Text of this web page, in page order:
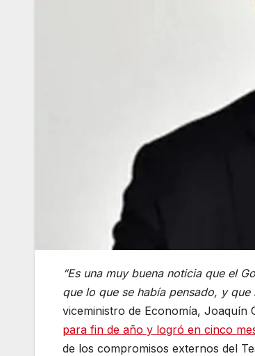
“Es una muy buena noticia que el
que lo que se había pensado, y
viceministro de Economía, Joaquín
para fin de año y logró en cinco
de los compromisos externos del